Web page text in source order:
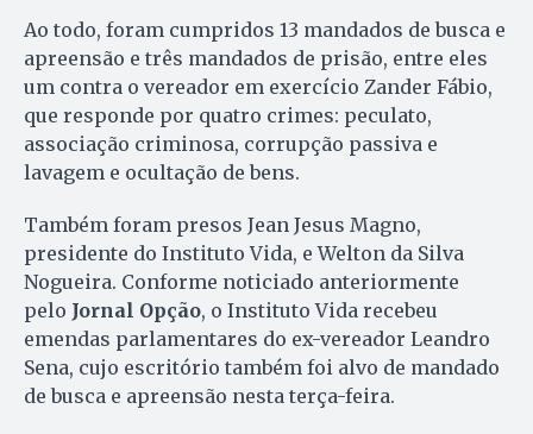
Ao todo, foram cumpridos 13 mandados de busca e
apreensão e três mandados de prisão, entre eles
um contra o vereador em exercício Zander Fábio,
que responde por quatro crimes: peculato,
associação criminosa, corrupção passiva e
lavagem e ocultação de bens.
Também foram presos Jean Jesus Magno,
presidente do Instituto Vida, e Welton da Silva
Nogueira. Conforme noticiado anteriormente
pelo Jornal Opção, o Instituto Vida recebeu
emendas parlamentares do ex-vereador Leandro
Sena, cujo escritório também foi alvo de mandado
de busca e apreensão nesta terça-feira.